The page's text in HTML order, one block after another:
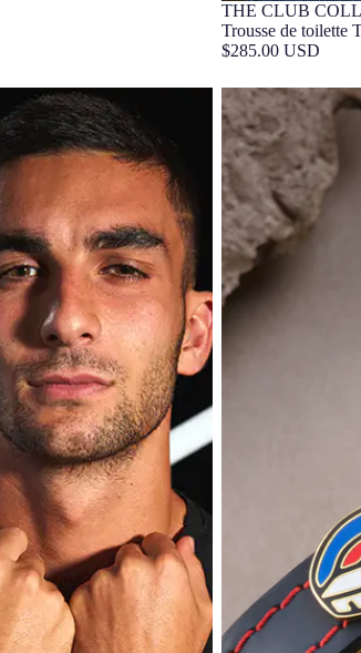
CUIR
Barça Exclusif
THE CLUB
Trousse de toilette
$285.00 USD
Barcelona Bracelet 1957 FC